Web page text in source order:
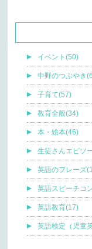
イベント(50)
中野のつぶやき
子育て(57)
教育全般(34)
本・絵本(46)
生徒さんエピソ
英語のフレーズ
英語スピーチコ
英語教育(17)
英語検定（児童